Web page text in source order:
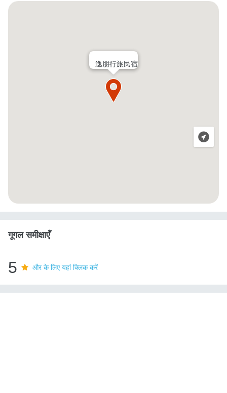
逸朋行旅民宿
गूगल समीक्षाएँ
5 और के लिए यहां क्लिक करें